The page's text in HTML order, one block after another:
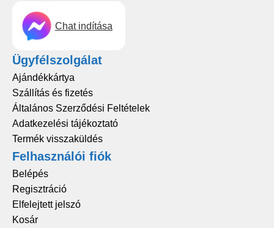
Chat indítása
Ügyfélszolgálat
Ajándékkártya
Szállítás és fizetés
Általános Szerződési Feltételek
Adatkezelési tájékoztató
Termék visszaküldés
Felhasználói fiók
Belépés
Regisztráció
Elfelejtett jelszó
Kosár